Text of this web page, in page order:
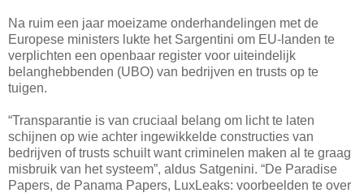
Na ruim een jaar moeizame onderhandelingen met de
Europese ministers lukte het Sargentini om EU-landen te
verplichten een openbaar register voor uiteindelijk
belanghebbenden (UBO) van bedrijven en trusts op te
tuigen.
“Transparantie is van cruciaal belang om licht te laten
schijnen op wie achter ingewikkelde constructies van
bedrijven of trusts schuilt want criminelen maken al te graag
misbruik van het systeem”, aldus Satgenini. “De Paradise
Papers, de Panama Papers, LuxLeaks: voorbeelden te over